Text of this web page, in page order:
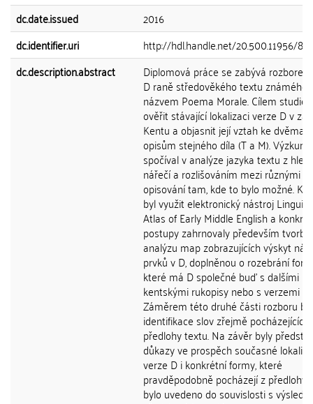
dc.date.issued
2016
dc.identifier.uri
http://hdl.handle.net/20.500.11956/
dc.description.abstract
Diplomová práce se zabývá
D raně středověkého textu známého
názvem Poema Morale. Cílem studie
ověřit stávající lokalizaci verze D v
Kentu a objasnit její vztah ke dvěma
opisům stejného díla (T a M). Výzkum
spočíval v analýze jazyka textu z
nářečí a rozlišováním mezi různými
opisování tam, kde to bylo možné. K
byl využit elektronický nástroj
Atlas of Early Middle English a
postupy zahrnovaly především
analýzu map zobrazujících výskyt
prvků v D, doplněnou o rozebrání
které má D společné buď s dalšími
kentskými rukopisy nebo s verzemi T
Záměrem této druhé části rozboru
identifikace slov zřejmě pocházejících
předlohy textu. Na závěr byly
důkazy ve prospěch současné
verze D i konkrétní formy, které
pravděpodobně pocházejí z předlohy
bylo uvedeno do souvislosti s výsledky